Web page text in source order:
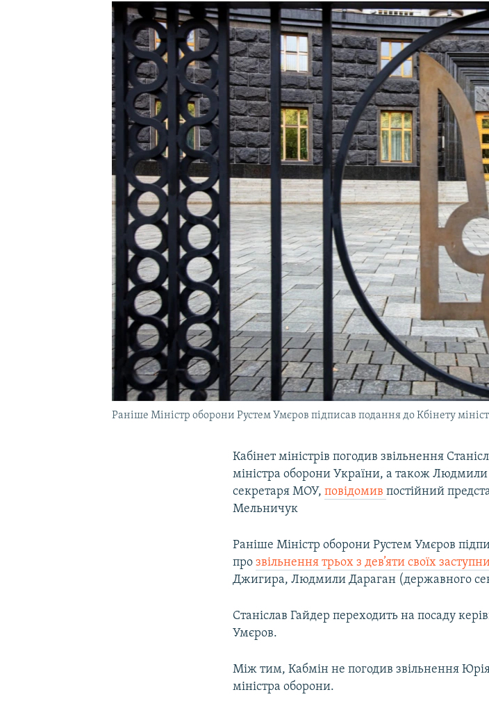
Раніше Міністр оборони Рустем Умєров підписав подання до Кбінету
Кабінет міністрів погодив звільнення
міністра оборони України, а також
секретаря МОУ,повідомивпостійний
Мельничук
Раніше Міністр оборони Рустем Умєров
прозвільнення трьох з дев’яти своїх
Джигира, Людмили Дараган (державного
Станіслав Гайдер переходить на посаду
Умєров.
Між тим, Кабмін не погодив звільнення
міністра оборони.